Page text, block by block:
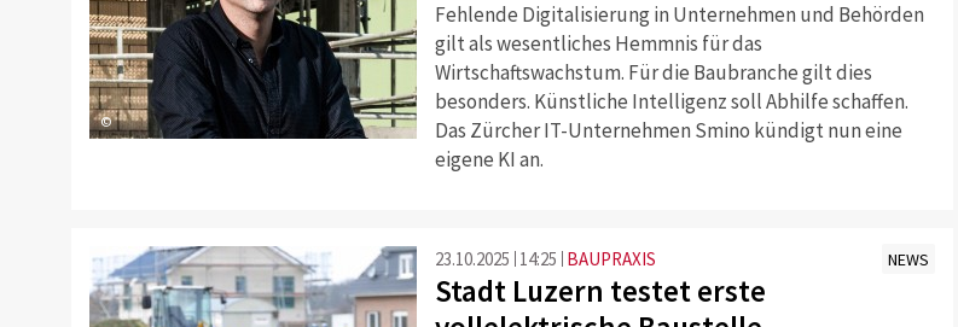
©
Fehlende Digitalisierung in Unternehmen und Behörden
gilt als wesentliches Hemmnis für das
Wirtschaftswachstum. Für die Baubranche gilt dies
besonders. Künstliche Intelligenz soll Abhilfe schaffen.
Das Zürcher IT-Unternehmen Smino kündigt nun eine
eigene KI an.
23.10.2025 14:25 BAUPRAXIS NEWS
Stadt Luzern testet erste